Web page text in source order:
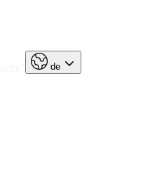
de